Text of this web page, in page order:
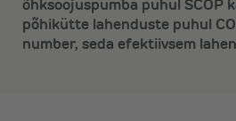
põhikütte lahenduste puhul
number, seda efektiivsem